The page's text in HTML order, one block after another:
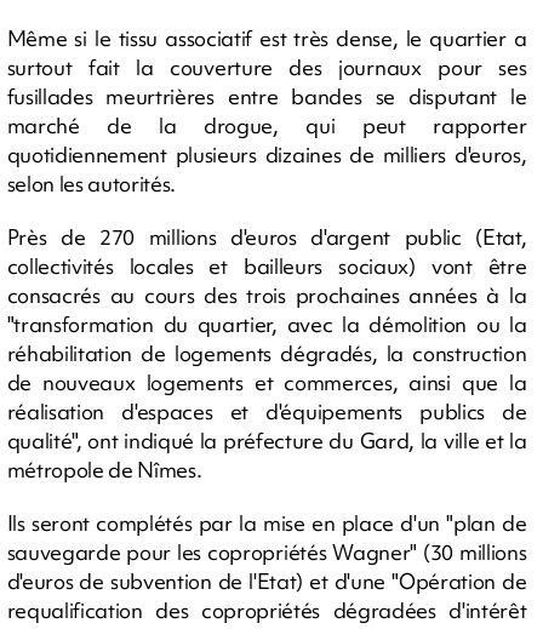
Même si le tissu associatif est très dense, le quartier a
surtout fait la couverture des journaux pour ses
fusillades meurtrières entre bandes se disputant le
marché de la drogue, qui peut rapporter
quotidiennement plusieurs dizaines de milliers d'euros,
selon les autorités.
Près de 270 millions d'euros d'argent public (Etat,
collectivités locales et bailleurs sociaux) vont être
consacrés au cours des trois prochaines années à la
"transformation du quartier, avec la démolition ou la
réhabilitation de logements dégradés, la construction
de nouveaux logements et commerces, ainsi que la
réalisation d'espaces et d'équipements publics de
qualité", ont indiqué la préfecture du Gard, la ville et la
métropole de Nîmes.
Ils seront complétés par la mise en place d'un "plan de
sauvegarde pour les copropriétés Wagner" (30 millions
d'euros de subvention de l'Etat) et d'une "Opération de
requalification des copropriétés dégradées d'intérêt